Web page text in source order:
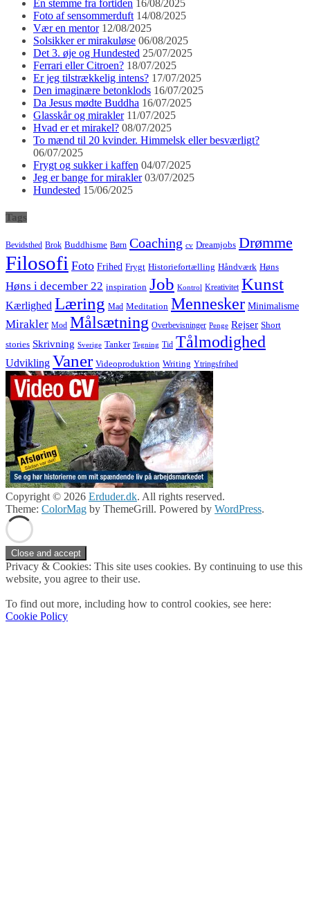
En stemme fra fortiden 16/08/2025
Foto af sensommerduft 14/08/2025
Vær en mentor 12/08/2025
Solsikker er mirakuløse 06/08/2025
Det 3. øje og Hundested 25/07/2025
Ferrari eller Citroen? 18/07/2025
Er jeg tilstrækkelig intens? 17/07/2025
Den imaginære betonklods 16/07/2025
Da Jesus mødte Buddha 16/07/2025
Glasskår og mirakler 11/07/2025
Hvad er et mirakel? 08/07/2025
To mænd til 20 kvinder. Himmelsk eller besværligt?
06/07/2025
Frygt og sukker i kaffen 04/07/2025
Jeg er bange for mirakler 03/07/2025
Hundested 15/06/2025
Tags
Bevidsthed Brok Buddhisme Børn Coaching cv Dreamjobs Drømme
Filosofi Foto Frihed Frygt Historiefortælling Håndværk Høns
Høns i december 22 inspiration Job Kontrol Kreativitet Kunst
Kærlighed Læring Mad Meditation Mennesker Minimalisme
Mirakler Mod Målsætning Overbevisninger Penge Rejser Short
stories Skrivning Sverige Tanker Tegning Tid Tålmodighed
Udvikling Vaner Videoproduktion Writing Ytringsfrihed
Copyright © 2026 Erduder.dk. All rights reserved.
Theme: ColorMag by ThemeGrill. Powered by WordPress.
Privacy & Cookies: This site uses cookies. By continuing to use this
website, you agree to their use.
To find out more, including how to control cookies, see here:
Cookie Policy